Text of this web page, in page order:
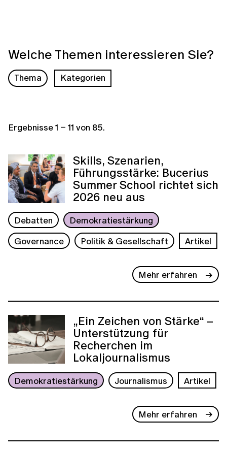
Welche Themen interessieren Sie?
Thema Kategorien
Ergebnisse1 – 11 von 85.
Skills, Szenarien,
Führungsstärke: Bucerius
Summer School richtet sich
2026 neu aus
Debatten
Demokratiestärkung
Governance
Politik & Gesellschaft Artikel
Mehr erfahren
„Ein Zeichen von Stärke“ –
Unterstützung für
Recherchen im
Lokaljournalismus
Demokratiestärkung Journalismus Artikel
Mehr erfahren